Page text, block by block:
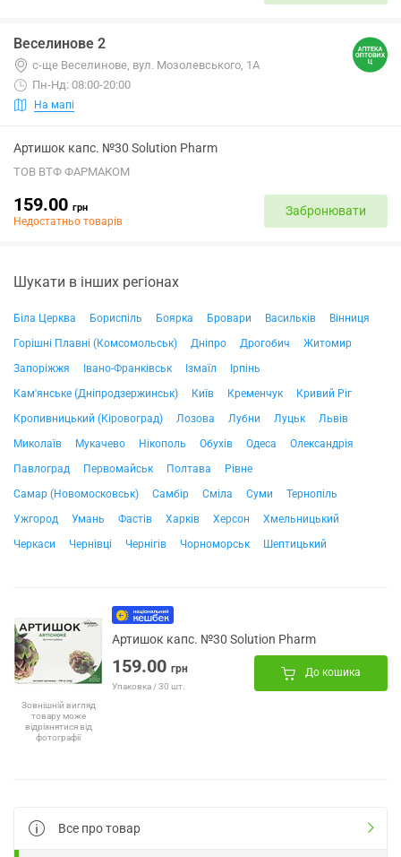
Веселинове 2
с-ще Веселинове, вул. Мозолевського, 1А
Пн-Нд: 08:00-20:00
На мапі
Артишок капс. №30 Solution Pharm
ТОВ ВТФ ФАРМАКОМ
159.00 грн
Недостатньо товарів
Забронювати
Шукати в інших регіонах
Біла Церква Бориспіль Боярка Бровари Васильків
Вінниця
Горішні Плавні (Комсомольськ)
Дніпро Дрогобич
Житомир
Запоріжжя
Івано-Франківськ Ізмаїл
Ірпінь
Кам'янське (Дніпродзержинськ)
Київ Кременчук
Кривий Ріг
Кропивницький (Кіровоград)
Лозова Лубни Луцьк
Львів
Миколаїв
Мукачево Нікополь Обухів Одеса
Олександрія
Павлоград
Первомайськ Полтава
Рівне
Самар (Новомосковськ)
Самбір Сміла Суми
Тернопіль
Ужгород
Умань Фастів Харків Херсон
Хмельницький
Черкаси
Чернівці Чернігів Чорноморськ Шептицький
Зовнішній вигляд
товару може
відрізнятися від
фотографії
Артишок капс. №30 Solution Pharm
159.00 грн
Упаковка / 30 шт.
До кошика
Все про товар